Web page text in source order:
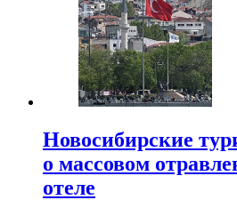
Новосибирские
о массовом
отеле